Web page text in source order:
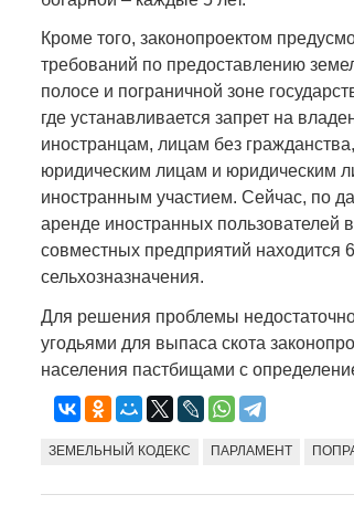
Кроме того, законопроектом
требований по предоставлению
полосе и пограничной зоне
где устанавливается запрет на
иностранцам, лицам без
юридическим лицам и юридическим
иностранным участием. Сейчас, по
аренде иностранных пользователей
совместных предприятий находится
сельхозназначения.
Для решения проблемы
угодьями для выпаса скота
населения пастбищами с
ЗЕМЕЛЬНЫЙ КОДЕКС ПАРЛАМЕНТ